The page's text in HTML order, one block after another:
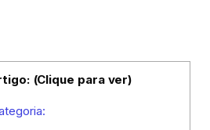
(Clique para ver)